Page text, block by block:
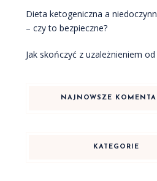
Dieta ketogeniczna a
– czy to bezpieczne?
Jak skończyć z uzależnieniem
NAJNOWSZE
KATEGORIE